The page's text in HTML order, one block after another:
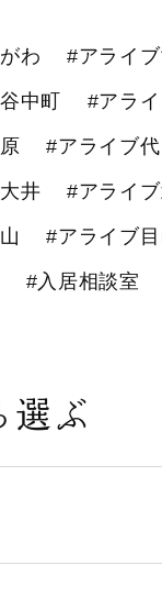
わ #アライ
中町 #アラ
#アライブ代
井 #アライ
#アライブ目
#入居相談室
選ぶ